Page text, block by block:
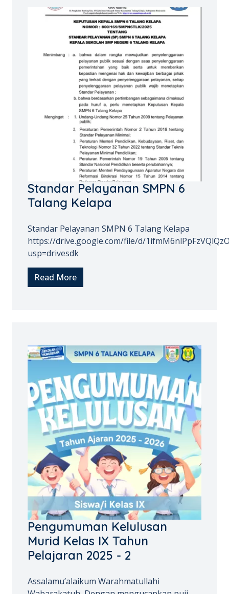
Standar Pelayanan SMPN 6
Talang Kelapa
Standar Pelayanan SMPN 6 Talang Kelapa
https://drive.google.com/file/d/
usp=drivesdk
Read More
Pengumuman Kelulusan
Murid Kelas IX Tahun
Pelajaran 2025 - 2
Assalamu’alaikum Warahmatullahi